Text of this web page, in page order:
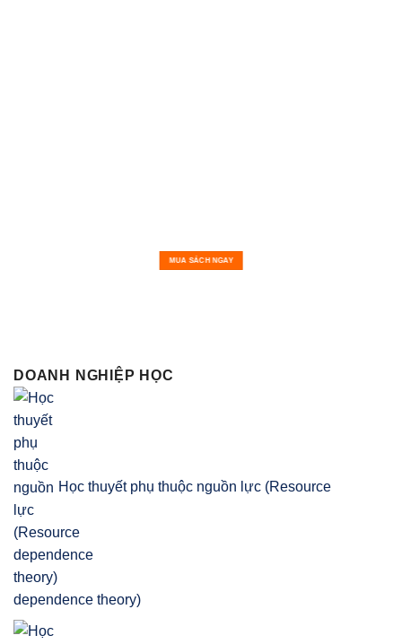
MUA SÁCH NGAY
DOANH NGHIỆP HỌC
Học thuyết phụ thuộc nguồn lực (Resource
dependence theory)